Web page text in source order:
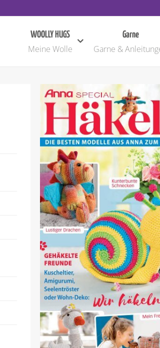
WOOLLY HUGS
Meine Wolle
Garne
Garne &